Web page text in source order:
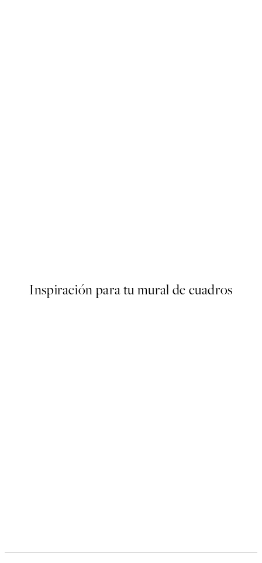
Inspiración para tu mural de cuadros